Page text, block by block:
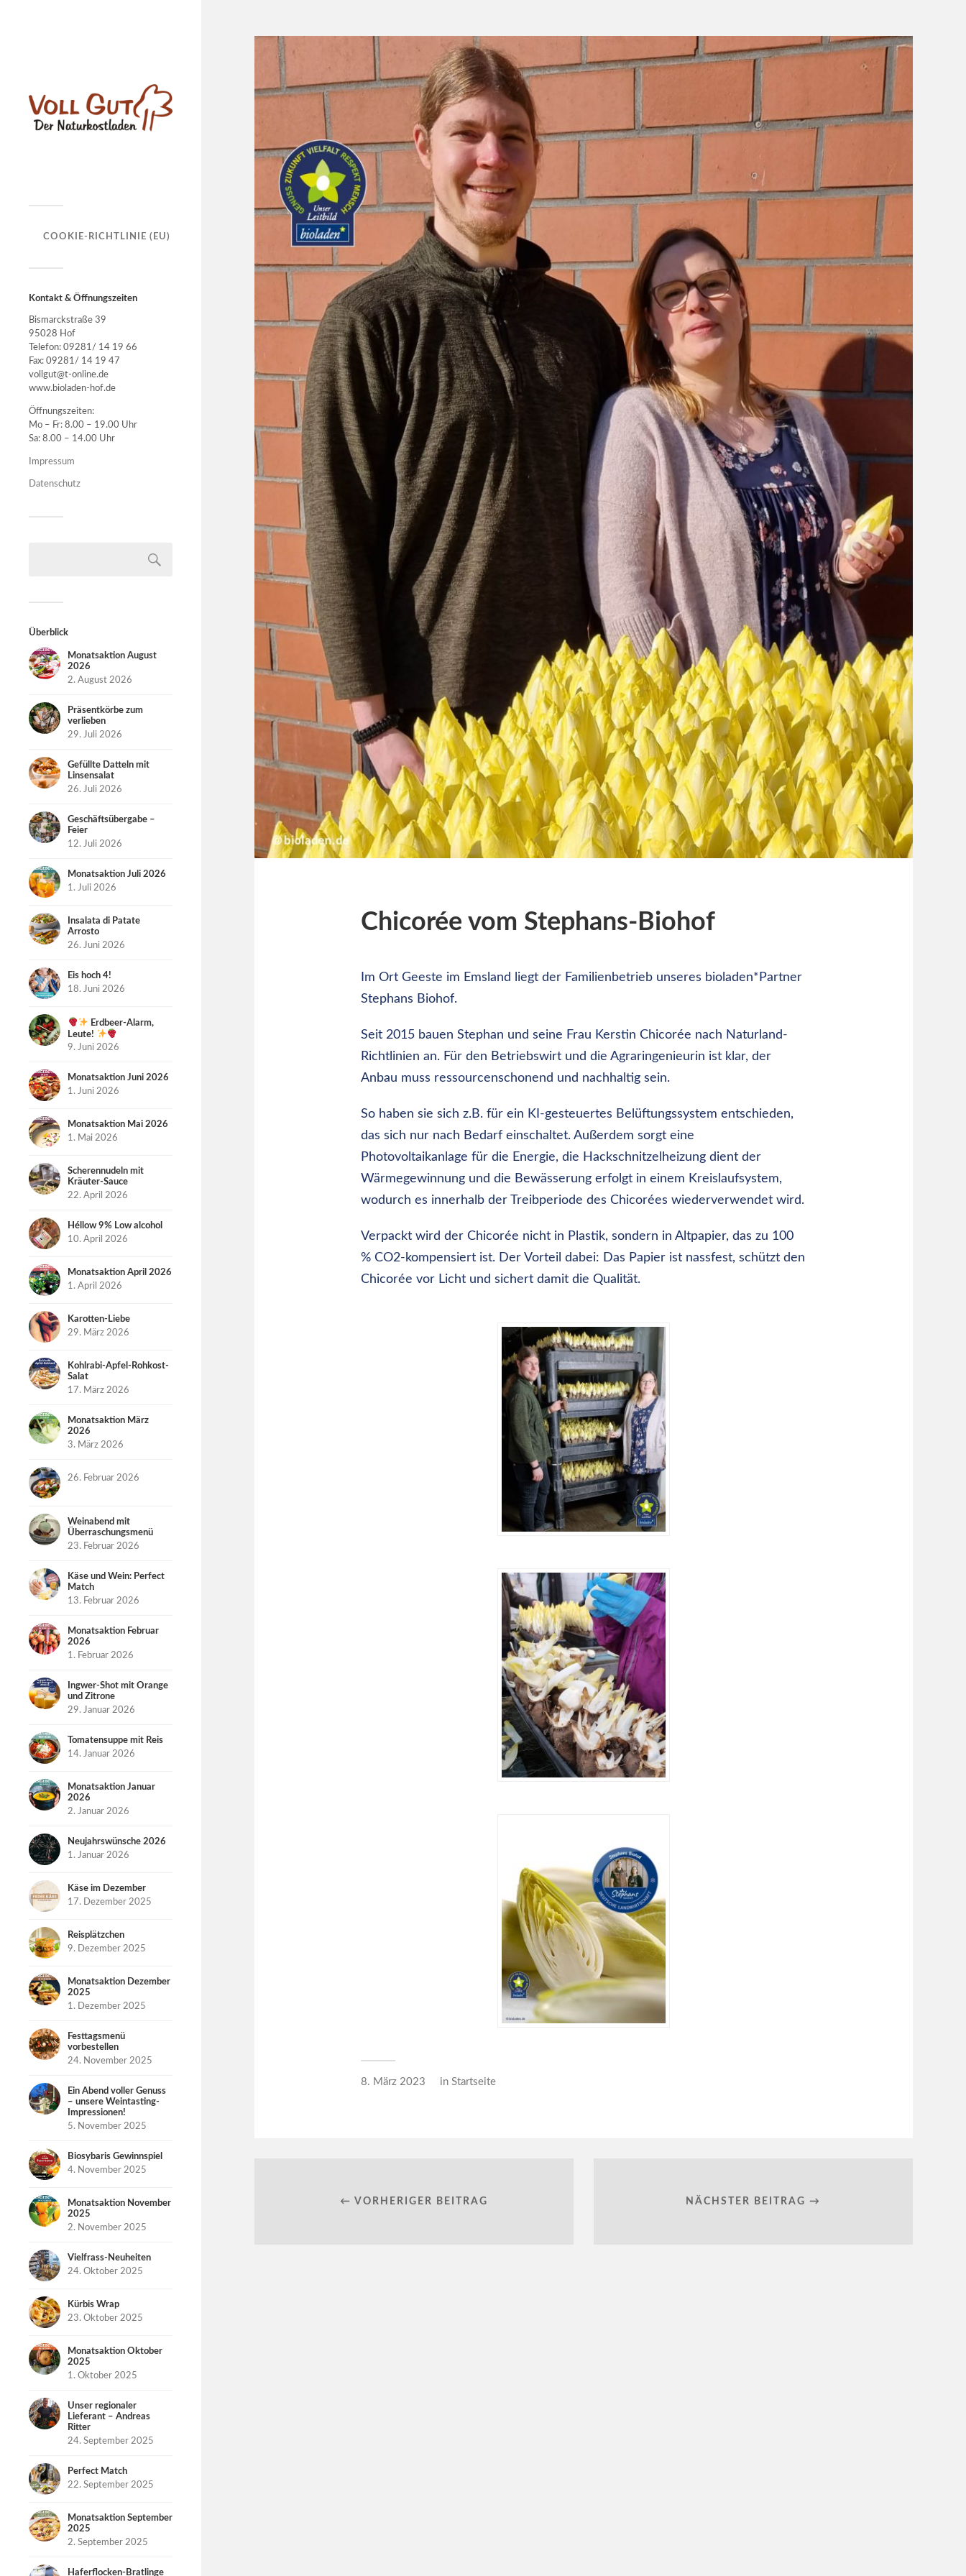
COOKIE-RICHTLINIE (EU)
Kontakt & Öffnungszeiten
Bismarckstraße 39
95028 Hof
Telefon: 09281/ 14 19 66
Fax: 09281/ 14 19 47
vollgut@t-online.de
www.bioladen-hof.de
Öffnungszeiten:
Mo – Fr: 8.00 – 19.00 Uhr
Sa: 8.00 – 14.00 Uhr
Impressum
Datenschutz
Überblick
Monatsaktion August
2026
2. August 2026
Präsentkörbe zum
verlieben
29. Juli 2026
Gefüllte Datteln mit
Linsensalat
26. Juli 2026
Geschäftsübergabe –
Feier
12. Juli 2026
Monatsaktion Juli 2026
1. Juli 2026
Insalata di Patate
Arrosto
26. Juni 2026
Eis hoch 4!
18. Juni 2026
Erdbeer-Alarm,
Leute!
9. Juni 2026
Monatsaktion Juni 2026
1. Juni 2026
Monatsaktion Mai 2026
1. Mai 2026
Scherennudeln mit
Kräuter-Sauce
22. April 2026
Héllow 9% Low alcohol
10. April 2026
Monatsaktion April 2026
1. April 2026
Karotten-Liebe
29. März 2026
Kohlrabi-Apfel-Rohkost-
Salat
17. März 2026
Monatsaktion März
2026
3. März 2026
26. Februar 2026
Weinabend mit
Überraschungsmenü
23. Februar 2026
Käse und Wein: Perfect
Match
13. Februar 2026
Monatsaktion Februar
2026
1. Februar 2026
Ingwer-Shot mit Orange
und Zitrone
29. Januar 2026
Tomatensuppe mit Reis
14. Januar 2026
Monatsaktion Januar
2026
2. Januar 2026
Neujahrswünsche 2026
1. Januar 2026
Käse im Dezember
17. Dezember 2025
Reisplätzchen
9. Dezember 2025
Monatsaktion Dezember
2025
1. Dezember 2025
Festtagsmenü
vorbestellen
24. November 2025
Ein Abend voller Genuss
– unsere Weintasting-
Impressionen!
5. November 2025
Biosybaris Gewinnspiel
4. November 2025
Monatsaktion November
2025
2. November 2025
Vielfrass-Neuheiten
24. Oktober 2025
Kürbis Wrap
23. Oktober 2025
Monatsaktion Oktober
2025
1. Oktober 2025
Unser regionaler
Lieferant – Andreas
Ritter
24. September 2025
Perfect Match
22. September 2025
Monatsaktion September
2025
2. September 2025
Haferflocken-Bratlinge
Chicorée vom Stephans-Biohof
Im Ort Geeste im Emsland liegt der Familienbetrieb unseres bioladen*Partner
Stephans Biohof.
Seit 2015 bauen Stephan und seine Frau Kerstin Chicorée nach Naturland-
Richtlinien an. Für den Betriebswirt und die Agraringenieurin ist klar, der
Anbau muss ressourcenschonend und nachhaltig sein.
So haben sie sich z.B. für ein KI-gesteuertes Belüftungssystem entschieden,
das sich nur nach Bedarf einschaltet. Außerdem sorgt eine
Photovoltaikanlage für die Energie, die Hackschnitzelheizung dient der
Wärmegewinnung und die Bewässerung erfolgt in einem Kreislaufsystem,
wodurch es innerhalb der Treibperiode des Chicorées wiederverwendet wird.
Verpackt wird der Chicorée nicht in Plastik, sondern in Altpapier, das zu 100
% CO2-kompensiert ist. Der Vorteil dabei: Das Papier ist nassfest, schützt den
Chicorée vor Licht und sichert damit die Qualität.
8. März 2023 in Startseite
← VORHERIGER BEITRAG NÄCHSTER BEITRAG →